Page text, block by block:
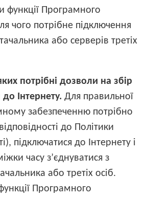
функції Програмного
чого потрібне підключення
або серверів третіх
потрібні дозволи на збір
Інтернету. Для правильної
забезпеченню потрібно
до Політики
підключатися до Інтернету і
часу з’єднуватися з
або третіх осіб.
Програмного